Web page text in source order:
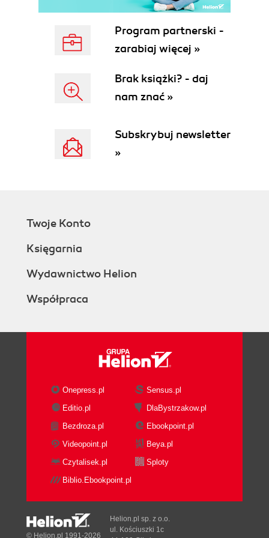
6. Final Thoughts
Developers and Negotiating with Populations
About the Author
Copyright
Program partnerski -
zarabiaj więcej »
Brak książki? - daj
nam znać »
Subskrybuj newsletter
»
Twoje Konto
Księgarnia
Wydawnictwo Helion
Współpraca
Onepress.pl
Sensus.pl
Editio.pl
DlaBystrzakow.pl
Bezdroza.pl
Ebookpoint.pl
Videopoint.pl
Beya.pl
Czytalisek.pl
Sploty
Biblio.Ebookpoint.pl
© Helion.pl 1991-2026
Helion.pl sp. z o.o.
ul. Kościuszki 1c